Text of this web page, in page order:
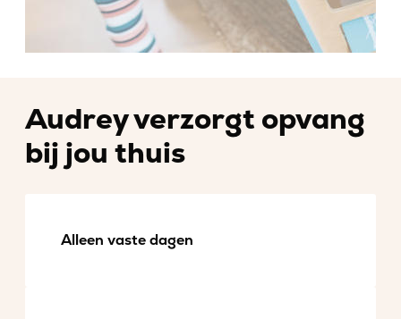
Audrey verzorgt opvang
bij jou thuis
Alleen vaste dagen